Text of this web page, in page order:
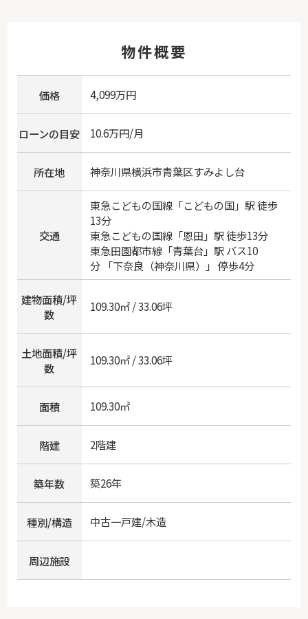
物件概要
価格 4,099万円
ローンの目安 10.6万円/月
所在地 神奈川県横浜市青葉区すみよし台
交通
東急こどもの国線「こどもの国」駅 徒歩
13分
東急こどもの国線「恩田 」駅 徒歩13分
東急田園都市線「青葉台」駅 バス10
分 「下奈良（神奈川県）」 停歩4分
建物面積/坪
数
109.30㎡ / 33.06坪
土地面積/坪
数
109.30㎡ / 33.06坪
面積 109.30㎡
階建 2階建
築年数 築26年
種別/構造 中古一戸建/木造
周辺施設